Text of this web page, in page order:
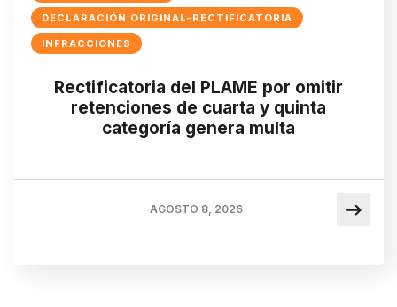
DECLARACIÓN ORIGINAL-RECTIFICATORIA
INFRACCIONES
Rectificatoria del PLAME por omitir
retenciones de cuarta y quinta
categoría genera multa
AGOSTO 8, 2026